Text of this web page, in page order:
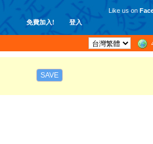
免費加入! 登入
Like us on
SAVE